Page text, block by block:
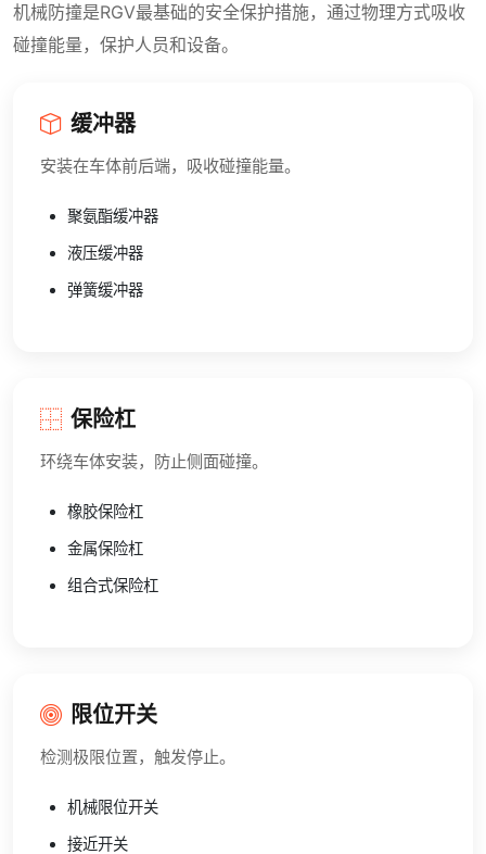
机械防撞是RGV最基础的安全保护措施，通过物理方式吸收
碰撞能量，保护人员和设备。
缓冲器
安装在车体前后端，吸收碰撞能量。
聚氨酯缓冲器
液压缓冲器
弹簧缓冲器
保险杠
环绕车体安装，防止侧面碰撞。
橡胶保险杠
金属保险杠
组合式保险杠
限位开关
检测极限位置，触发停止。
机械限位开关
接近开关